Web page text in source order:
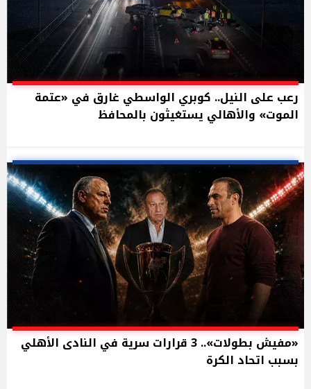
رعب على النيل.. كوبري الواسطي غارق في «عتمة
الموت» والأهالي يستغيثون بالمحافظ
«مفيش بطولات».. 3 قرارات سرية في النادى الأهلي
بسبب اتحاد الكرة